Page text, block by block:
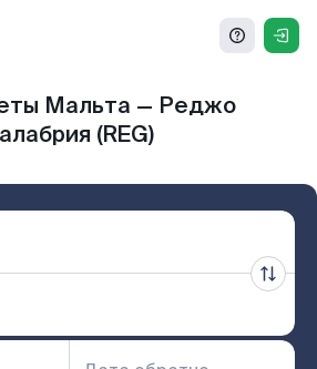
Мальта — Реджо
(REG)